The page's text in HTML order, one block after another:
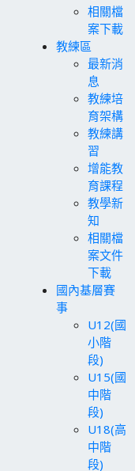
相關檔
案下載
教練區
最新消
息
教練培
育架構
教練講
習
增能教
育課程
教學新
知
相關檔
案文件
下載
國內基層賽
事
U12(國
小階
段)
U15(國
中階
段)
U18(高
中階
段)